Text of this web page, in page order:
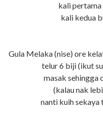
kali
kali kedua
Gula Melaka (nise) ore
telur 6 biji (ikut
masak sehingga
(kalau nak
nanti kuih sekaya